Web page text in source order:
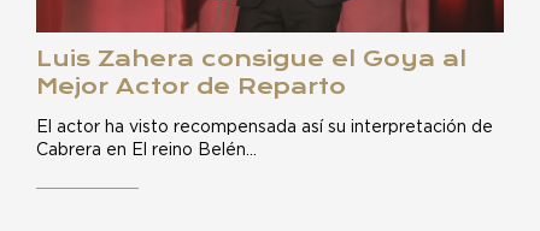
Luis Zahera consigue el Goya al
Mejor Actor de Reparto
El actor ha visto recompensada así su interpretación de
Cabrera en El reino Belén…